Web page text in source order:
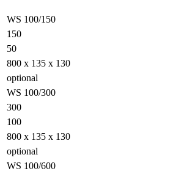
WS 100/150
150
50
800 x 135 x 130
optional
WS 100/300
300
100
800 x 135 x 130
optional
WS 100/600